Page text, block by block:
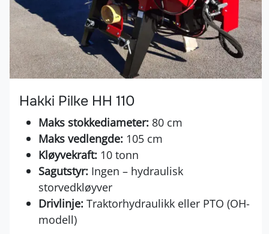
Hakki Pilke HH 110
Maks stokkediameter: 80 cm
Maks vedlengde: 105 cm
Kløyvekraft: 10 tonn
Sagutstyr: Ingen – hydraulisk
storvedkløyver
Drivlinje: Traktorhydraulikk eller PTO (OH-
modell)